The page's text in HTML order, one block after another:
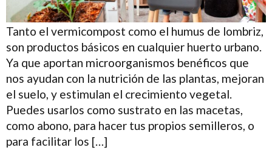
Tanto el vermicompost como el humus de lombriz,
son productos básicos en cualquier huerto urbano.
Ya que aportan microorganismos benéficos que
nos ayudan con la nutrición de las plantas, mejoran
el suelo, y estimulan el crecimiento vegetal.
Puedes usarlos como sustrato en las macetas,
como abono, para hacer tus propios semilleros, o
para facilitar los […]